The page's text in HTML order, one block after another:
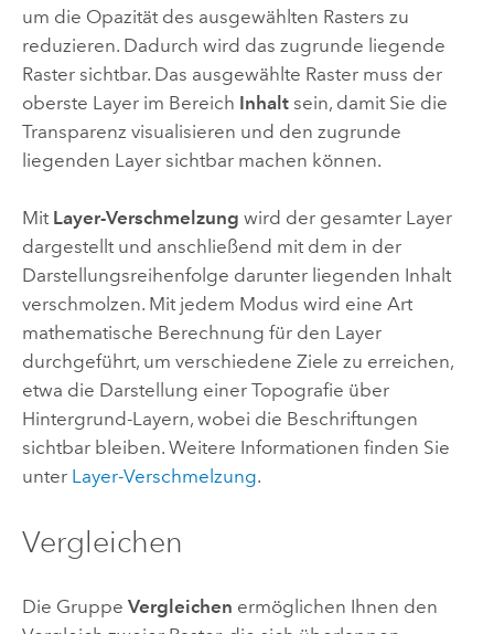
um die Opazität des ausgewählten Rasters zu
reduzieren. Dadurch wird das zugrunde liegende
Raster sichtbar. Das ausgewählte Raster muss der
oberste Layer im Bereich Inhaltsein, damit Sie die
Transparenz visualisieren und den zugrunde
liegenden Layer sichtbar machen können.
Mit Layer-Verschmelzung wird der gesamter Layer
dargestellt und anschließend mit dem in der
Darstellungsreihenfolge darunter liegenden Inhalt
verschmolzen. Mit jedem Modus wird eine Art
mathematische Berechnung für den Layer
durchgeführt, um verschiedene Ziele zu erreichen,
etwa die Darstellung einer Topografie über
Hintergrund-Layern, wobei die Beschriftungen
sichtbar bleiben. Weitere Informationen finden Sie
unter Layer-Verschmelzung.
Vergleichen
Die Gruppe Vergleichen ermöglichen Ihnen den